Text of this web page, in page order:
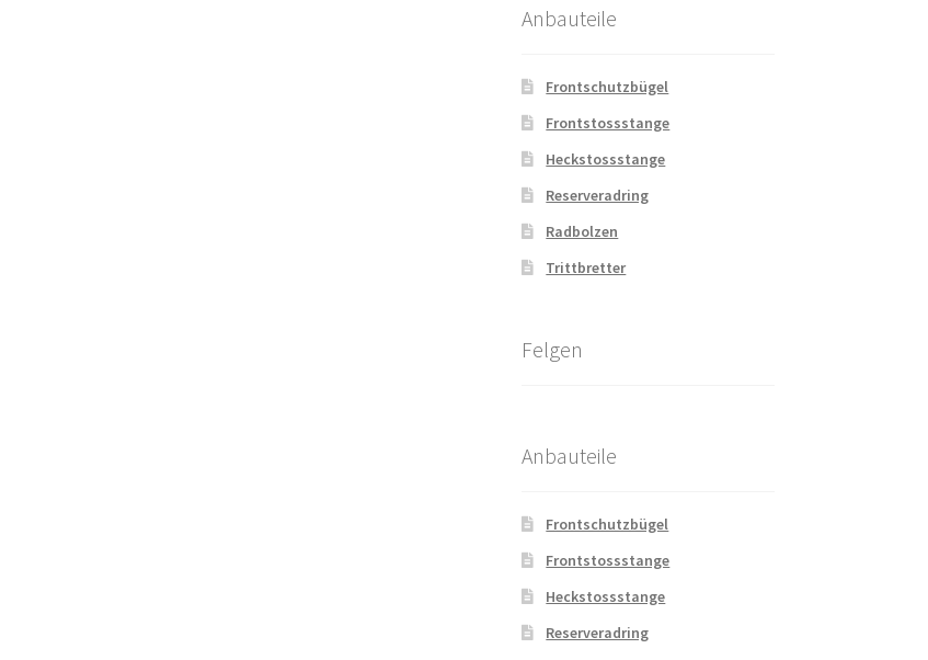
Anbauteile
Frontschutzbügel
Frontstossstange
Heckstossstange
Reserveradring
Radbolzen
Trittbretter
Felgen
Anbauteile
Frontschutzbügel
Frontstossstange
Heckstossstange
Reserveradring